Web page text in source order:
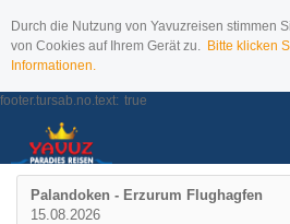
Durch die Nutzung von Yavuzreisen stimmen
von Cookies auf Ihrem Gerät zu. Bitte klicken
Informationen.
footer.tursab.no.text: true
Palandoken - Erzurum Flughagfen
15.08.2026